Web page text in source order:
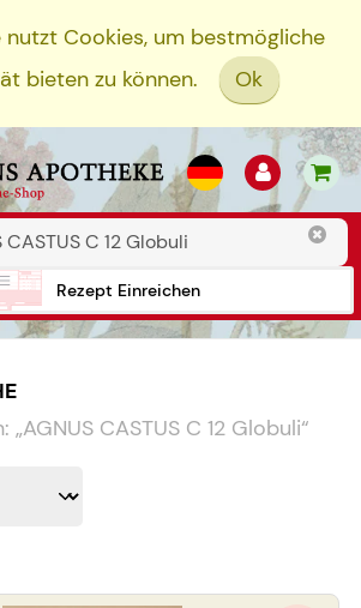
nutzt Cookies, um bestmögliche
bieten zu können.
Ok
Rezept Einreichen
„AGNUS CASTUS C 12 Globuli“